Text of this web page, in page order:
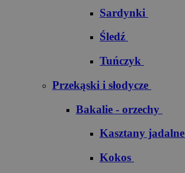
Sardynki
Śledź
Tuńczyk
Przekąski i słodycze
Bakalie - orzechy
Kasztany jadalne
Kokos